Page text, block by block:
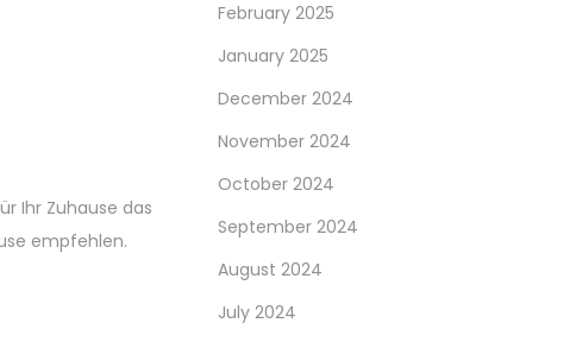
Ihr Zuhause das
empfehlen.
February 2025
January 2025
December 2024
November 2024
October 2024
September 2024
August 2024
July 2024